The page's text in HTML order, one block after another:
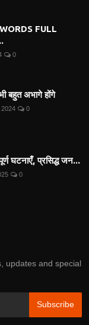
FULL
0
बहुत अभागे होंगे
2024 0
घटनाएँ, प्रसिद्ध जन...
0
updates and special
Subscribe